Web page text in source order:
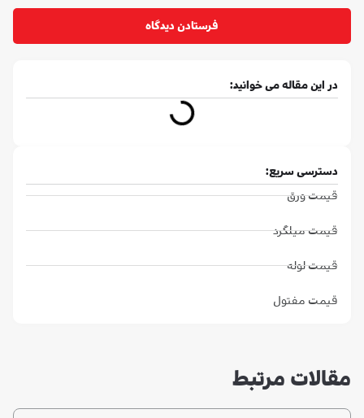
در این مقاله می خوانید:
دسترسی سریع:
قیمت ورق
قیمت میلگرد
قیمت لوله
قیمت مفتول
مقالات مرتبط